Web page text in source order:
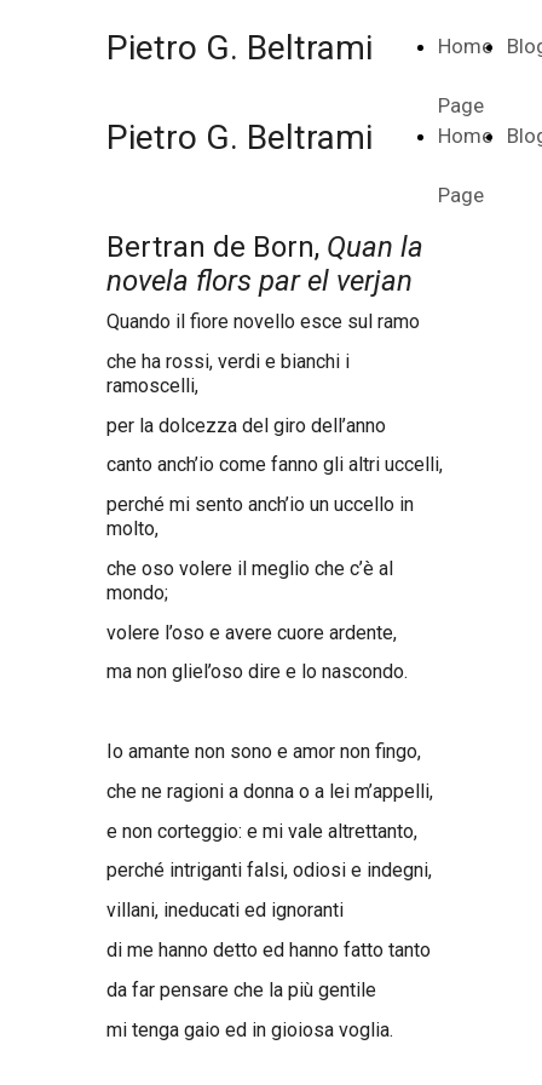
Home
Page
Pietro G. Beltrami
Home
Page
Pietro G. Beltrami
Bertran de Born, Quan la
novela flors par el verjan
Quando il fiore novello esce sul ramo
che ha rossi, verdi e bianchi i
ramoscelli,
per la dolcezza del giro dell’anno
canto anch’io come fanno gli altri uccelli,
perché mi sento anch’io un uccello in
molto,
che oso volere il meglio che c’è al
mondo;
volere l’oso e avere cuore ardente,
ma non gliel’oso dire e lo nascondo.
Io amante non sono e amor non fingo,
che ne ragioni a donna o a lei m’appelli,
e non corteggio: e mi vale altrettanto,
perché intriganti falsi, odiosi e indegni,
villani, ineducati ed ignoranti
di me hanno detto ed hanno fatto tanto
da far pensare che la più gentile
mi tenga gaio ed in gioiosa voglia.